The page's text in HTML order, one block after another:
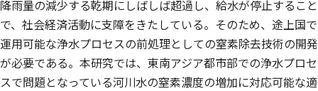
降雨量の減少する乾期にしばしば超過し、給水が停止すること
で、社会経済活動に支障をきたしている。そのため、途上国で
運用可能な浄水プロセスの前処理としての窒素除去技術の開発
が必要である。本研究では、東南アジア都市部での浄水プロセ
スで問題となっている河川水の窒素濃度の増加に対応可能な適